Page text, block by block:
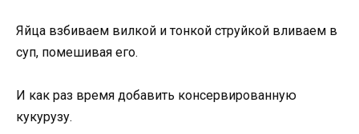
Яйца взбиваем вилкой и тонкой струйкой вливаем в
суп, помешивая его.
И как раз время добавить консервированную
кукурузу.